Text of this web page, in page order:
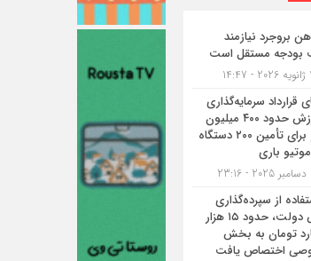
بروجرد نیازمند
بودجه مستقل است
قرارداد سرمایه‌گذاری
به ارزش حدود ۴۰۰ میلیون
یورو برای تأمین ۲۰۰ دستگاه
باری
از سپرده‌گذاری
خاص دولت، حدود ۱۵ هزار
تومان به بخش
اختصاص یافت